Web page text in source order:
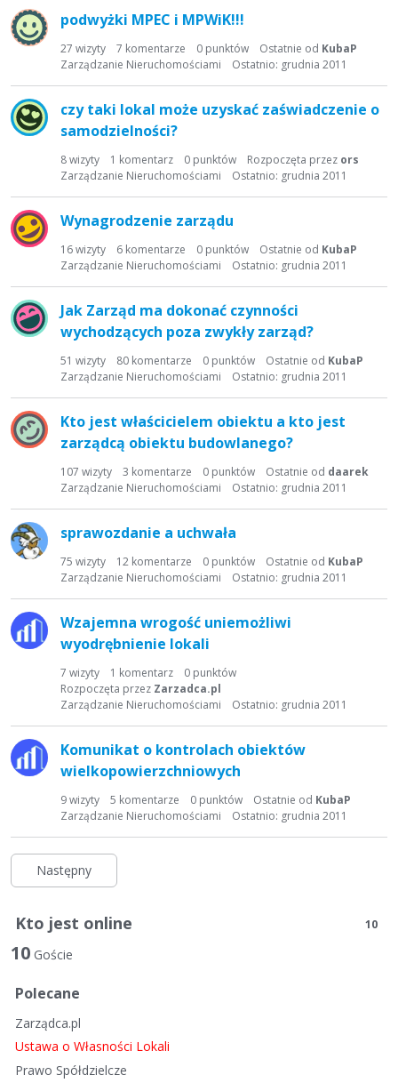
podwyżki MPEC i MPWiK!!!
27 wizyty 7 komentarze 0 punktów Ostatnie od KubaP
Ostatnio: grudnia 2011
Zarządzanie Nieruchomościami
czy taki lokal może uzyskać zaświadczenie o
samodzielności?
8wizyty 1 komentarz 0 punktów Rozpoczęta przez ors
Ostatnio: grudnia 2011
Zarządzanie Nieruchomościami
Wynagrodzenie zarządu
16wizyty 6 komentarze 0 punktów Ostatnie od KubaP
Ostatnio: grudnia 2011
Zarządzanie Nieruchomościami
Jak Zarząd ma dokonać czynności
wychodzących poza zwykły zarząd?
51 wizyty 80 komentarze 0 punktów Ostatnie od KubaP
Ostatnio: grudnia 2011
Zarządzanie Nieruchomościami
Kto jest właścicielem obiektu a kto jest
zarządcą obiektu budowlanego?
107 wizyty 3 komentarze 0 punktów Ostatnie od daarek
Ostatnio: grudnia 2011
Zarządzanie Nieruchomościami
sprawozdanie a uchwała
75 wizyty 12 komentarze 0 punktów Ostatnie od KubaP
Ostatnio: grudnia 2011
Zarządzanie Nieruchomościami
Wzajemna wrogość uniemożliwi
wyodrębnienie lokali
7 wizyty 1 komentarz 0 punktów
Rozpoczęta przez Zarzadca.pl
Ostatnio: grudnia 2011
Zarządzanie Nieruchomościami
Komunikat o kontrolach obiektów
wielkopowierzchniowych
9wizyty 5 komentarze 0 punktów Ostatnie od KubaP
Ostatnio: grudnia 2011
Zarządzanie Nieruchomościami
Następny
Kto jest online 10
10 Goście
Polecane
Zarządca.pl
Ustawa o Własności Lokali
Prawo Spółdzielcze